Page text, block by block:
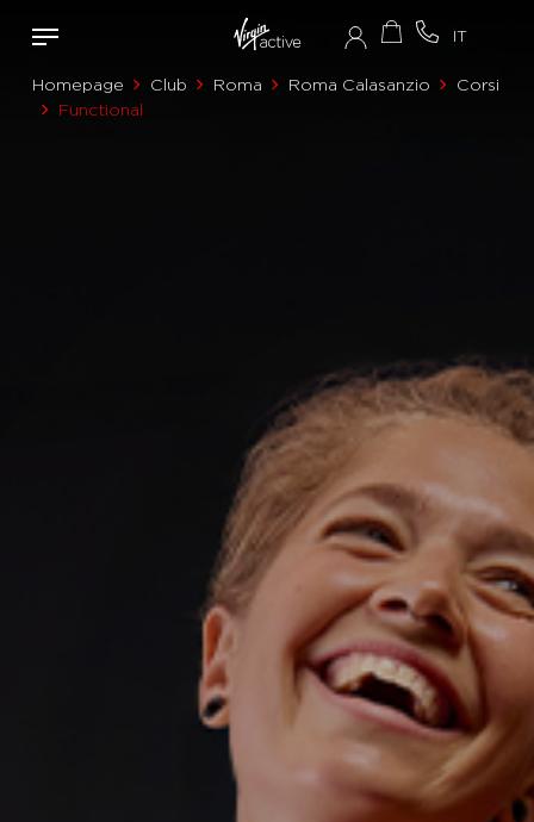
Homepage Club Roma Roma Calasanzio
Corsi
Functional